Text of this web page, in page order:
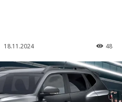
18.11.2024 48